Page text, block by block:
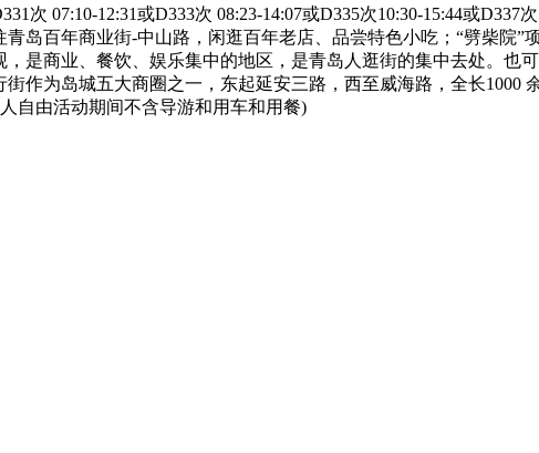
次 07:10-12:31或D333次 08:23-14:07或D335次10:30-15:44或D337
岛百年商业街-中山路，闲逛百年老店、品尝特色小吃；“劈柴
是商业、餐饮、娱乐集中的地区，是青岛人逛街的集中去处。也
作为岛城五大商圈之一，东起延安三路，西至威海路，全长1000
自由活动期间不含导游和用车和用餐)